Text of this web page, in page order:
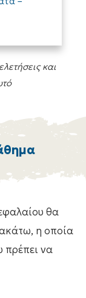
και
θα
η οποία
πρέπει να